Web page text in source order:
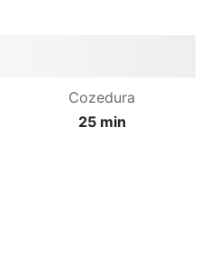
Cozedura
25 min